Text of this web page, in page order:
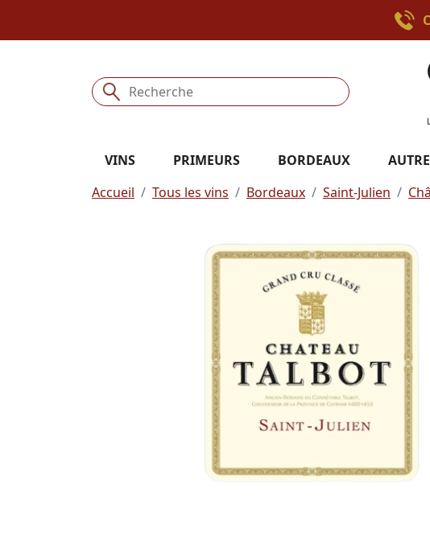
VINS PRIMEURS BORDEAUX
Accueil
Tous les vins Bordeaux Saint-Julien